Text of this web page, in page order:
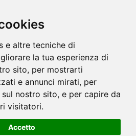
e altre tecniche di
la tua esperienza di
sito, per mostrarti
e annunci mirati, per
nostro sito, e per capire da
visitatori.
Accetto